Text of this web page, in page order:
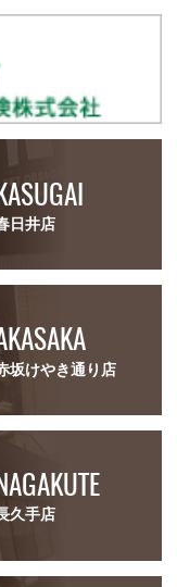
日井店
坂けやき通り店
久手店